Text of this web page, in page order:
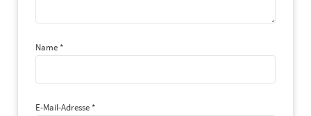
Name *
E-Mail-Adresse *